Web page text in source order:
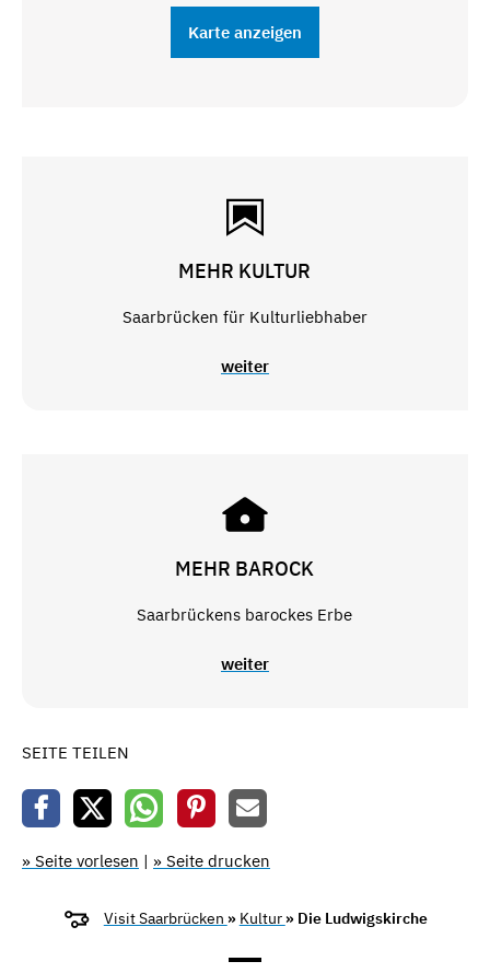
Karte anzeigen
MEHR KULTUR
Saarbrücken für Kulturliebhaber
weiter
MEHR BAROCK
Saarbrückens barockes Erbe
weiter
SEITE TEILEN
» Seite vorlesen | » Seite drucken
Visit Saarbrücken » Kultur » Die Ludwigskirche